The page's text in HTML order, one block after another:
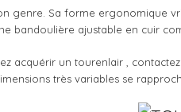
genre. Sa forme ergonomique
bandoulière ajustable en cuir
acquérir un tourenlair ,
très variables se